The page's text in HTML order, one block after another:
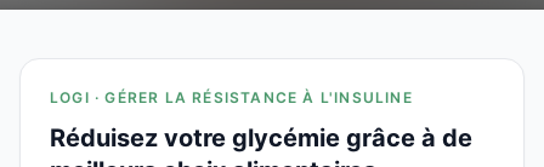
LOGI · GÉRER LA RÉSISTANCE À L'INSULINE
Réduisez votre glycémie grâce à de